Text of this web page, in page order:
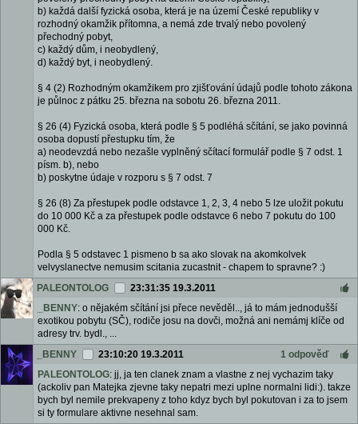
b) každá další fyzická osoba, která je na území České republiky v
rozhodný okamžik přítomna, a nemá zde trvalý nebo povolený
přechodný pobyt,
c) každý dům, i neobydlený,
d) každý byt, i neobydlený.
§ 4 (2) Rozhodným okamžikem pro zjišťování údajů podle tohoto zákona
je půlnoc z pátku 25. března na sobotu 26. března 2011.
§ 26 (4) Fyzická osoba, která podle § 5 podléhá sčítání, se jako povinná
osoba dopustí přestupku tím, že
a) neodevzdá nebo nezašle vyplněný sčítací formulář podle § 7 odst. 1
písm. b), nebo
b) poskytne údaje v rozporu s § 7 odst. 7
§ 26 (8) Za přestupek podle odstavce 1, 2, 3, 4 nebo 5 lze uložit pokutu
do 10 000 Kč a za přestupek podle odstavce 6 nebo 7 pokutu do 100
000 Kč.
Podla § 5 odstavec 1 pismeno b sa ako slovak na akomkolvek
velvyslanectve nemusim scitania zucastnit - chapem to spravne? :)
PALEONTOLOG
23:31:35 19.3.2011
_BENNY: o nějakém sčítání jsi přece nevěděl.., já to mám jednodušší
exotikou pobytu (SČ), rodiče josu na dovči, možná ani nemámj klíče od
adresy trv. bydl., ...
_BENNY
23:10:20 19.3.2011
1 odpověď
PALEONTOLOG: jj, ja ten clanek znam a vlastne z nej vychazim taky
(ackoliv pan Matejka zjevne taky nepatri mezi uplne normalni lidi:). takze
bych byl nemile prekvapeny z toho kdyz bych byl pokutovan i za to jsem
si ty formulare aktivne nesehnal sam.